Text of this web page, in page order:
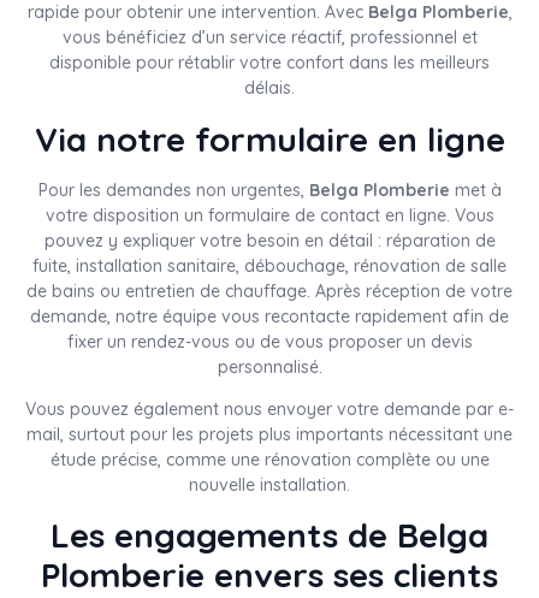
rapide pour obtenir une intervention. Avec Belga Plomberie,
vous bénéficiez d’un service réactif, professionnel et
disponible pour rétablir votre confort dans les meilleurs
délais.
Via notre formulaire en ligne
Pour les demandes non urgentes, Belga Plomberie met à
votre disposition un formulaire de contact en ligne. Vous
pouvez y expliquer votre besoin en détail : réparation de
fuite, installation sanitaire, débouchage, rénovation de salle
de bains ou entretien de chauffage. Après réception de votre
demande, notre équipe vous recontacte rapidement afin de
fixer un rendez-vous ou de vous proposer un devis
personnalisé.
Vous pouvez également nous envoyer votre demande par e-
mail, surtout pour les projets plus importants nécessitant une
étude précise, comme une rénovation complète ou une
nouvelle installation.
Les engagements de Belga
Plomberie envers ses clients